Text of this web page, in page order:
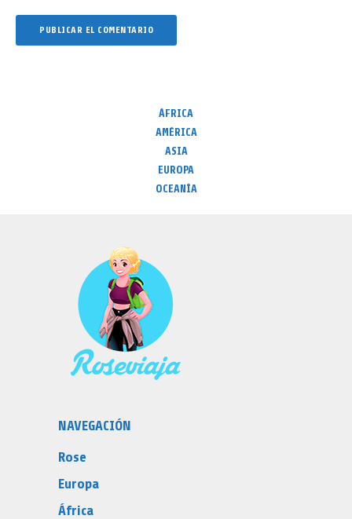
ÁFRICA
AMÉRICA
ASIA
EUROPA
OCEANÍA
NAVEGACIÓN
Rose
Europa
África